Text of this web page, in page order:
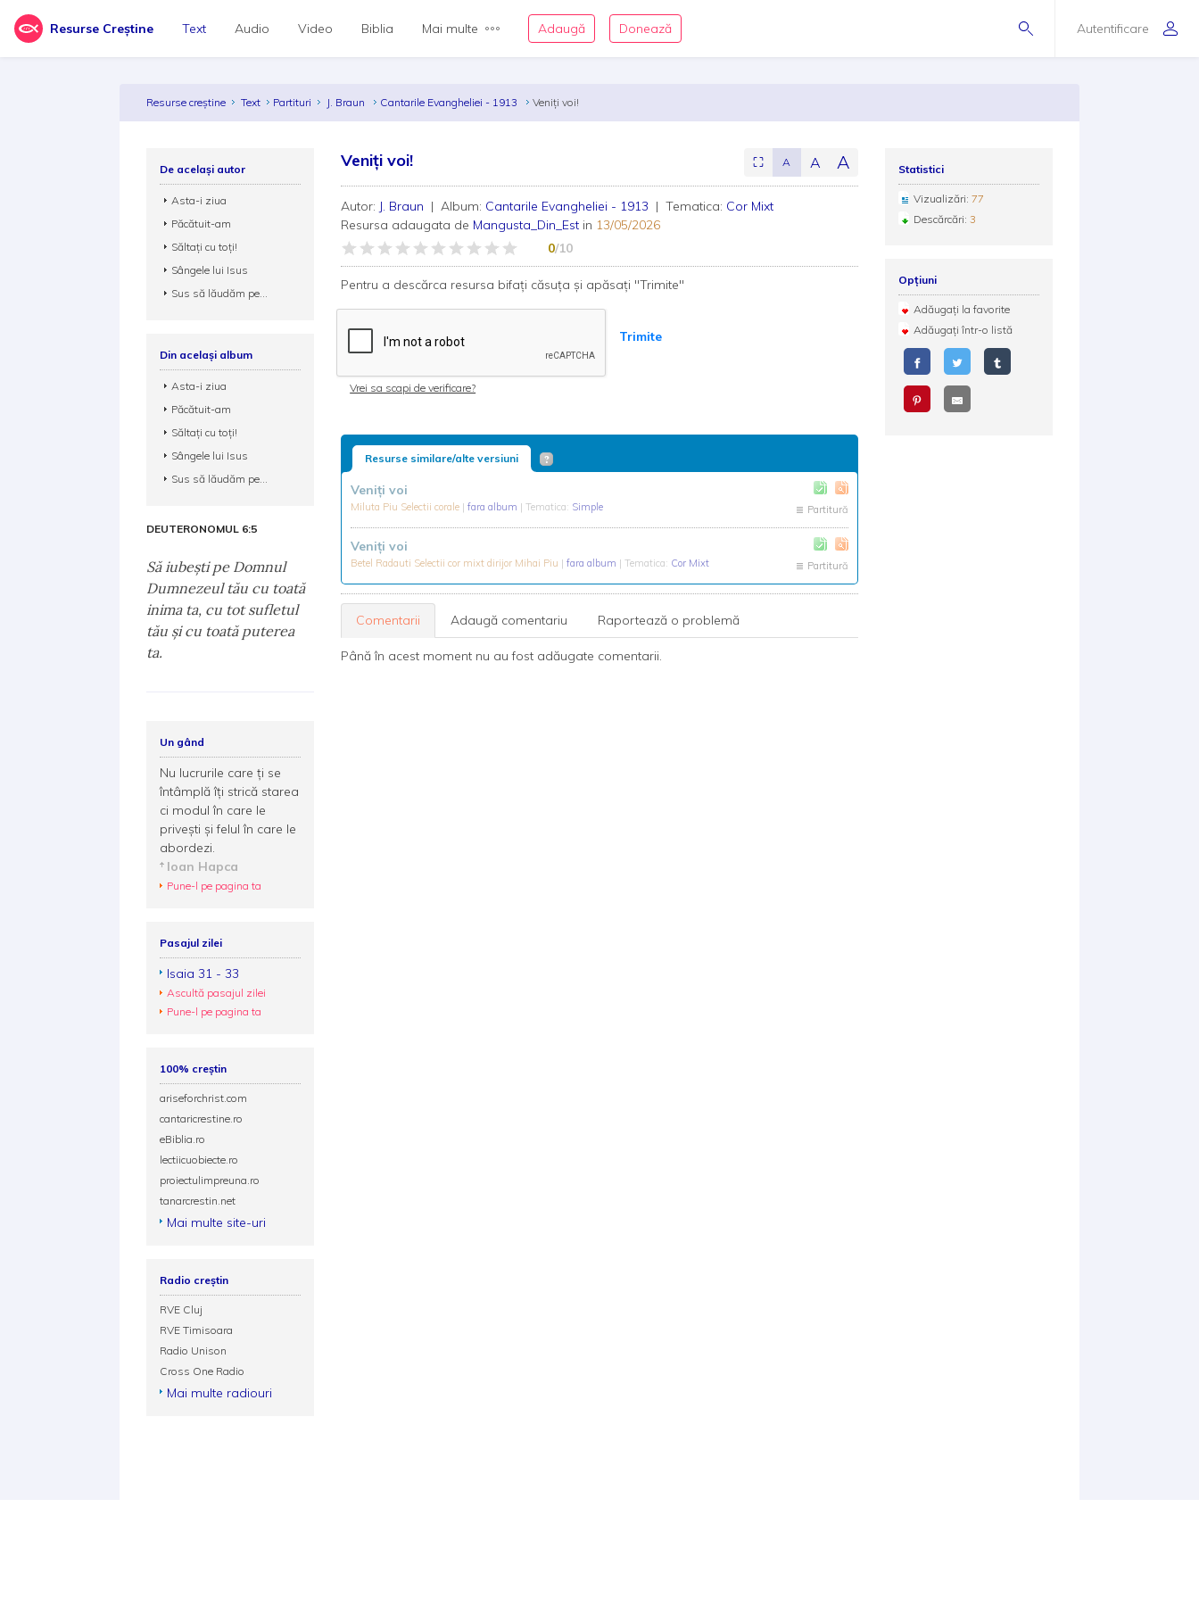
Resurse Creștine Autentificare
Text Audio Video Biblia Mai multe Adaugă Donează
Resurse creștine Text Partituri J. Braun Cantarile Evangheliei - 1913 Veniți voi!
Veniți voi! ⛶ A A A
Autor: J. Braun | Album: Cantarile Evangheliei - 1913 | Tematica: Cor Mixt
Resursa adaugata de Mangusta_Din_Est in 13/05/2026
0/10
Pentru a descărca resursa bifați căsuța și apăsați "Trimite"
Trimite
Vrei sa scapi de verificare?
Resurse similare/alte versiuni
Veniți voi
Miluta Piu Selectii corale | fara album | Tematica: Simple Partitură
Veniți voi
Betel Radauti Selectii cor mixt dirijor Mihai Piu | fara album | Tematica: Cor Mixt Partitură
Comentarii Adaugă comentariu Raportează o problemă
Până în acest moment nu au fost adăugate comentarii.
Statistici
Vizualizări: 77
Descărcări: 3
Opțiuni
Adăugați la favorite
Adăugați într-o listă
De același autor
Asta-i ziua
Păcătuit-am
Săltați cu toți!
Sângele lui Isus
Sus să lăudăm pe...
Din același album
Asta-i ziua
Păcătuit-am
Săltați cu toți!
Sângele lui Isus
Sus să lăudăm pe...
DEUTERONOMUL 6:5
Să iubeşti pe Domnul
Dumnezeul tău cu toată
inima ta, cu tot sufletul
tău şi cu toată puterea
ta.
Un gând
Nu lucrurile care ți se
întâmplă îți strică starea
ci modul în care le
privești și felul în care le
abordezi.
Ioan Hapca
Pune-l pe pagina ta
Pasajul zilei
Isaia 31 - 33
Ascultă pasajul zilei
Pune-l pe pagina ta
100% creștin
ariseforchrist.com
cantaricrestine.ro
eBiblia.ro
lectiicuobiecte.ro
proiectulimpreuna.ro
tanarcrestin.net
Mai multe site-uri
Radio creștin
RVE Cluj
RVE Timisoara
Radio Unison
Cross One Radio
Mai multe radiouri